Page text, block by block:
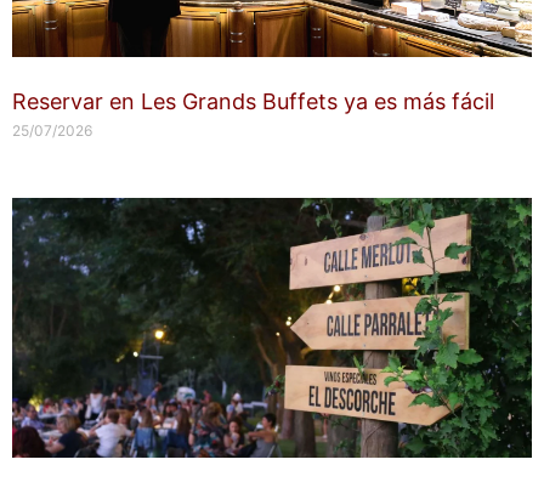
Reservar en Les Grands Buffets ya es más fácil
25/07/2026